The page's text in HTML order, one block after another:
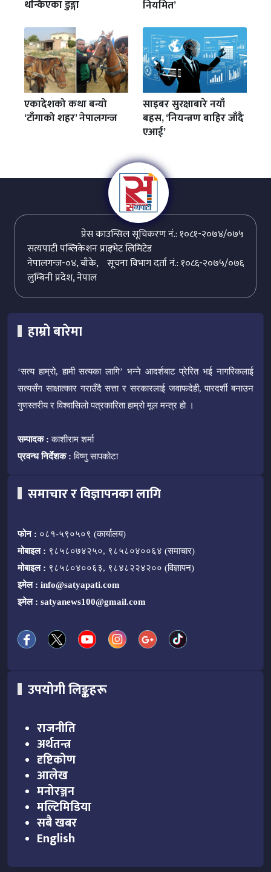
थन्किएका डुङ्गा
नियमित’
एकादेशको कथा बन्यो
‘टाँगाको शहर’ नेपालगन्ज
साइबर सुरक्षाबारे नयाँ
बहस, ‘नियन्त्रण बाहिर जाँदै
एआई’
प्रेस काउन्सिल सूचिकरण नं.: १०८१-२०७४/०७५
सत्यपाटी पब्लिकेशन प्राइभेट लिमिटेड
सूचना विभाग दर्ता नं.: १०८६-२०७५/०७६
नेपालगन्ज-०४, बाँके,
लुम्बिनी प्रदेश, नेपाल
हाम्रो बारेमा
‘सत्य हाम्रो, हामी सत्यका लागि’ भन्ने आदर्शबाट प्रेरित भई नागरिकलाई
सत्यसँग साक्षात्कार गराउँदै सत्ता र सरकारलाई जवाफदेही, पारदर्शी बनाउन
गुणस्तरीय र विश्वासिलो पत्रकारिता हाम्रो मूल मन्त्र हो ।
सम्पादक : काशीराम शर्मा
प्रवन्ध निर्देशक : विष्णु सापकोटा
समाचार र विज्ञापनका लागि
फोन : ०८१-५९०५०९ (कार्यालय)
मोबाइल : ९८५८०७४२५०, ९८५८०४००६४ (समाचार)
मोबाइल : ९८५८०४००६३, ९८४८२२४२०० (विज्ञापन)
इमेल : info@satyapati.com
इमेल : satyanews100@gmail.com
उपयोगी लिङ्कहरू
राजनीति
अर्थतन्त्र
दृष्टिकोण
आलेख
मनोरञ्जन
मल्टिमिडिया
सबै खबर
English